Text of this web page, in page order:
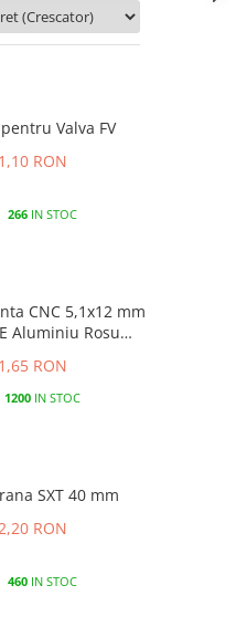
Valva FV
1,10 RON
266 IN STOC
CNC 5,1x12 mm
Aluminiu Rosu
1,65 RON
1200 IN STOC
SXT 40 mm
2,20 RON
460 IN STOC